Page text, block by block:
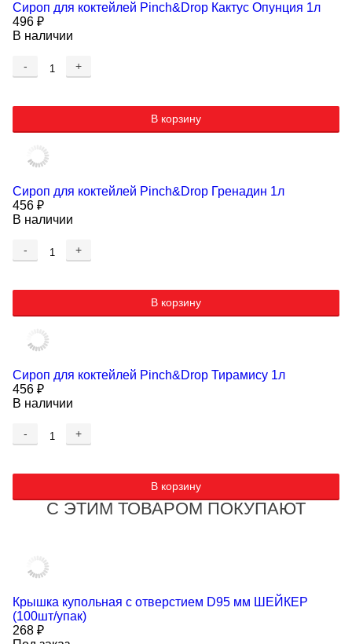
Сироп для коктейлей Pinch&Drop Кактус Опунция 1л
496 ₽
В наличии
- +
В корзину
Сироп для коктейлей Pinch&Drop Гренадин 1л
456 ₽
В наличии
- +
В корзину
Сироп для коктейлей Pinch&Drop Тирамису 1л
456 ₽
В наличии
- +
В корзину
С ЭТИМ ТОВАРОМ ПОКУПАЮТ
Крышка купольная с отверстием D95 мм ШЕЙКЕР
(100шт/упак)
268 ₽